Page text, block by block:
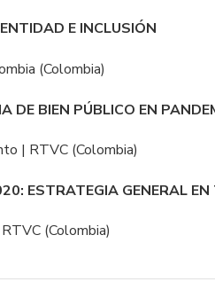
E INCLUSIÓN
(Colombia)
DE BIEN PÚBLICO EN
| RTVC (Colombia)
ESTRATEGIA GENERAL
(Colombia)